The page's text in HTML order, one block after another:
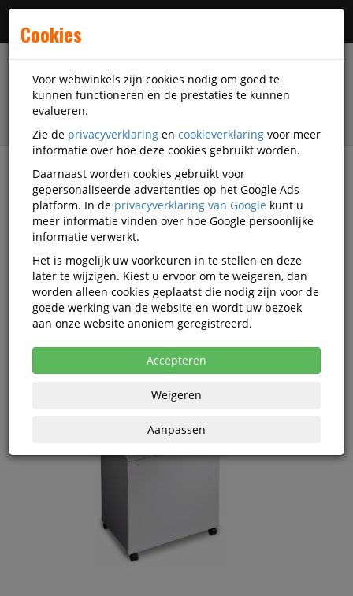
filter
Kantoorapparatuur
Papiervernietigers
Papiervernietiger Klein Kantoor
Papiervernietiger Dahle 114air
41506 Cleantec Stroken P-2
Cookies
Voor webwinkels zijn cookies nodig om goed te
kunnen functioneren en de prestaties te kunnen
evalueren.
Zie de privacyverklaring en cookieverklaring voor meer
informatie over hoe deze cookies gebruikt worden.
Daarnaast worden cookies gebruikt voor
gepersonaliseerde advertenties op het Google Ads
platform. In de privacyverklaring van Google kunt u
meer informatie vinden over hoe Google persoonlijke
informatie verwerkt.
Het is mogelijk uw voorkeuren in te stellen en deze
later te wijzigen. Kiest u ervoor om te weigeren, dan
worden alleen cookies geplaatst die nodig zijn voor de
goede werking van de website en wordt uw bezoek
aan onze website anoniem geregistreerd.
Accepteren
Weigeren
Aanpassen